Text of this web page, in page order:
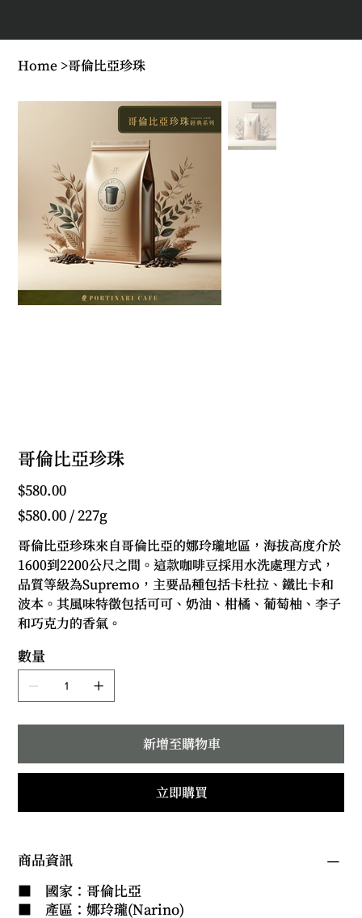
Home >哥倫比亞珍珠
哥倫比亞珍珠
價
格
$580.00
每
227
克
$580.00
$580.00 / 227g
哥倫比亞珍珠來自哥倫比亞的娜玲瓏地區，海拔高度介於
1600到2200公尺之間。這款咖啡豆採用水洗處理方式，
品質等級為Supremo，主要品種包括卡杜拉、鐵比卡和
波本。其風味特徵包括可可、奶油、柑橘、葡萄柚、李子
和巧克力的香氣。
數量
新增至購物車
立即購買
商品資訊
■ 國家：哥倫比亞
■ 產區：娜玲瓏(Narino)